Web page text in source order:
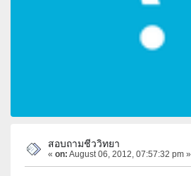
สอบถามชีววิทยา
« on: August 06, 2012, 07:57:32 pm »